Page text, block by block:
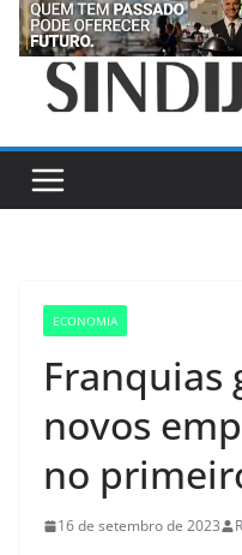
ECONOMIA
Franquias
novos
no
16 de setembro de 2023